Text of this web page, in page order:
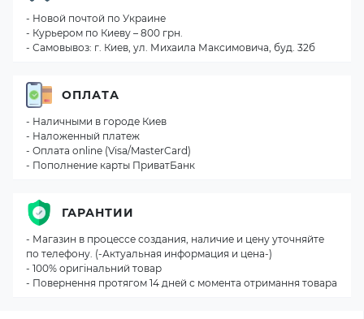
- Новой почтой по Украине
- Курьером по Киеву – 800 грн.
- Самовывоз: г. Киев, ул. Михаила Максимовича, буд. 32б
ОПЛАТА
- Наличными в городе Киев
- Наложенный платеж
- Оплата online (Visa/MasterCard)
- Пополнение карты ПриватБанк
ГАРАНТИИ
- Магазин в процессе создания, наличие и цену уточняйте
по телефону. (-Актуальная информация и цена-)
- 100% оригінальний товар
- Повернення протягом 14 дней с момента отримання товара